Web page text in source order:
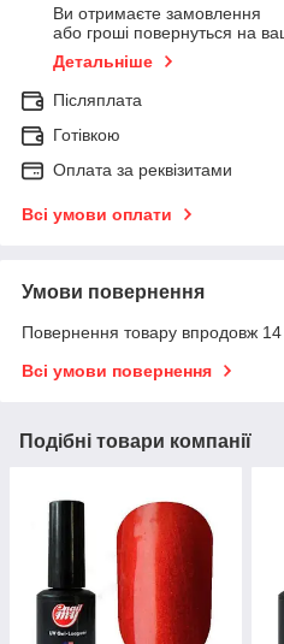
Ви отримаєте замовлення
або гроші повернуться на
Детальніше
Післяплата
Готівкою
Оплата за реквізитами
Всі умови оплати
Умови повернення
Повернення товару впродовж 14
Всі умови повернення
Подібні товари компанії